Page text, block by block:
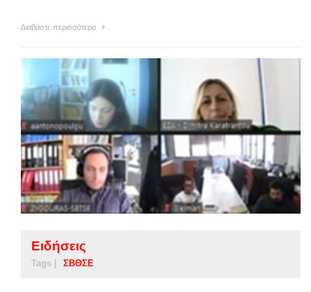
Διαβάστε περισσότερα
Ειδήσεις
Tags | ΣΒΘΣΕ